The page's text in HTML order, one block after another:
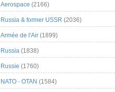
Aerospace (2166)
Russia & former USSR (2036)
Armée de l'Air (1899)
Russia (1838)
Russie (1760)
NATO - OTAN (1584)